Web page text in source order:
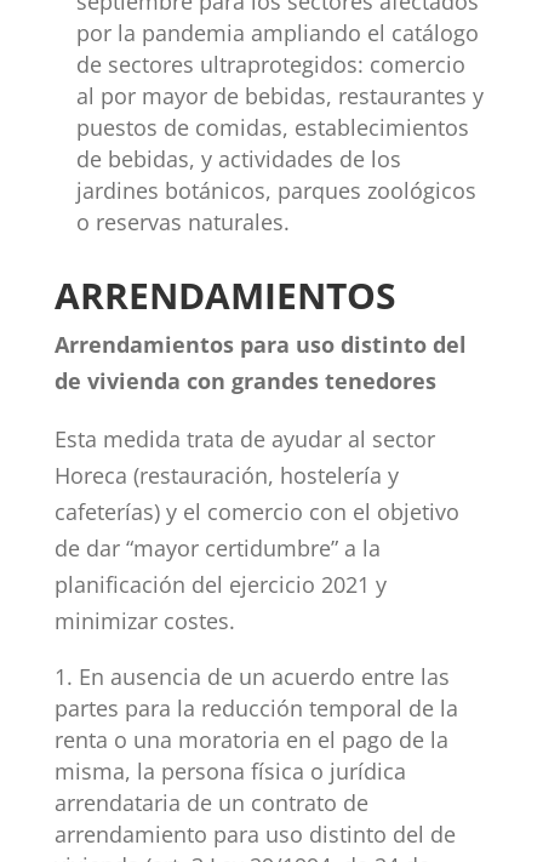
por la pandemia ampliando el catálogo
de sectores ultraprotegidos: comercio
al por mayor de bebidas, restaurantes y
puestos de comidas, establecimientos
de bebidas, y actividades de los
jardines botánicos, parques zoológicos
o reservas naturales.
ARRENDAMIENTOS
Arrendamientos para uso distinto del
de vivienda con grandes tenedores
Esta medida trata de ayudar al sector
Horeca (restauración, hostelería y
cafeterías) y el comercio con el objetivo
de dar “mayor certidumbre” a la
planificación del ejercicio 2021 y
minimizar costes.
En ausencia de un acuerdo entre las
partes para la reducción temporal de la
renta o una moratoria en el pago de la
misma, la persona física o jurídica
arrendataria de un contrato de
arrendamiento para uso distinto del de